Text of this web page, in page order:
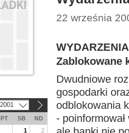
22 września
WYDARZENIA
Zablokowane
Dwudniowe
gospodarki
odblokowania
-
2001
PT SB
ND
1
2